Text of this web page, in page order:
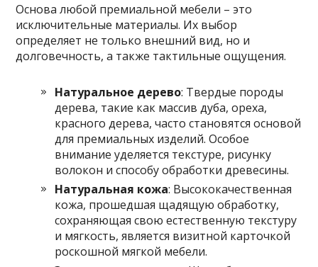
Основа любой премиальной мебели – это
исключительные материалы. Их выбор
определяет не только внешний вид, но и
долговечность, а также тактильные ощущения.
Натуральное дерево: Твердые породы
дерева, такие как массив дуба, ореха,
красного дерева, часто становятся основой
для премиальных изделий. Особое
внимание уделяется текстуре, рисунку
волокон и способу обработки древесины.
Натуральная кожа: Высококачественная
кожа, прошедшая щадящую обработку,
сохраняющая свою естественную текстуру
и мягкость, является визитной карточкой
роскошной мягкой мебели.